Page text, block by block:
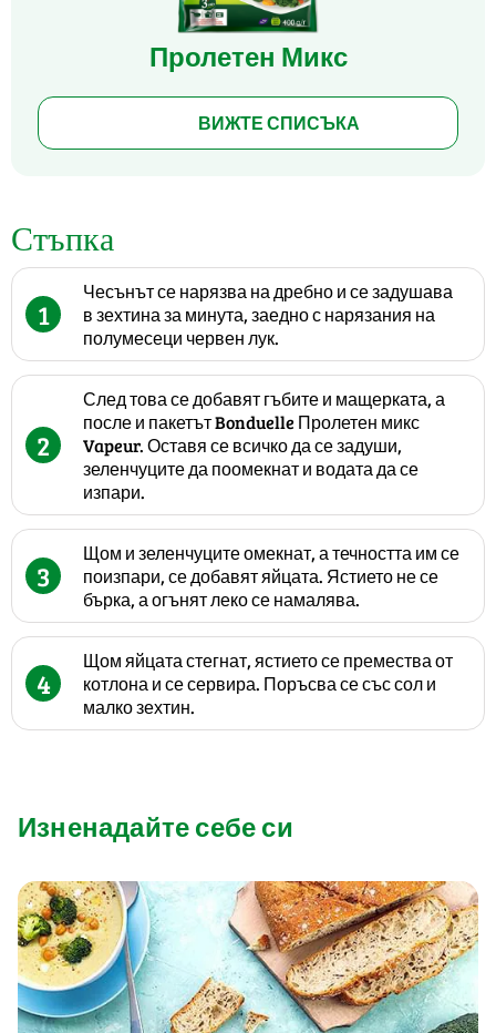
Пролетен Микс
ВИЖТЕ СПИСЪКА
Стъпка
1
Чесънът се нарязва на дребно и се задушава
в зехтина за минута, заедно с нарязания на
полумесеци червен лук.
2
След това се добавят гъбите и мащерката, а
после и пакетът Bonduelle Пролетен микс
Vapeur. Оставя се всичко да се задуши,
зеленчуците да поомекнат и водата да се
изпари.
3
Щом и зеленчуците омекнат, а течността им се
поизпари, се добавят яйцата. Ястието не се
бърка, а огънят леко се намалява.
4
Щом яйцата стегнат, ястието се премества от
котлона и се сервира. Поръсва се със сол и
малко зехтин.
Изненадайте себе си